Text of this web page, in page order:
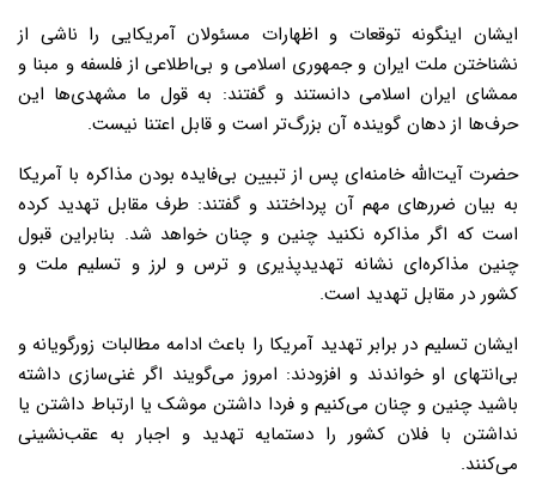
ایشان اینگونه توقعات و اظهارات مسئولان آمریکایی را ناشی از
نشناختن ملت ایران و جمهوری اسلامی و بی‌اطلاعی از فلسفه و مبنا و
ممشای ایران اسلامی دانستند و گفتند: به قول ما مشهدی‌ها این
حرف‌ها از دهان گوینده آن بزرگ‌تر است و قابل اعتنا نیست.
حضرت آیت‌الله خامنه‌ای پس از تبیین بی‌فایده بودن مذاکره با آمریکا
به بیان ضررهای مهم آن پرداختند و گفتند: طرف مقابل تهدید کرده
است که اگر مذاکره نکنید چنین و چنان خواهد شد. بنابراین قبول
چنین مذاکره‌ای نشانه تهدیدپذیری و ترس و لرز و تسلیم ملت و
کشور در مقابل تهدید است.
ایشان تسلیم در برابر تهدید آمریکا را باعث ادامه مطالبات زورگویانه و
بی‌انتهای او خواندند و افزودند: امروز می‌گویند اگر غنی‌سازی داشته
باشید چنین و چنان می‌کنیم و فردا داشتن موشک یا ارتباط داشتن یا
نداشتن با فلان کشور را دستمایه تهدید و اجبار به عقب‌نشینی
می‌کنند.